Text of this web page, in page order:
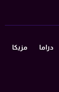
دراما مزيكا